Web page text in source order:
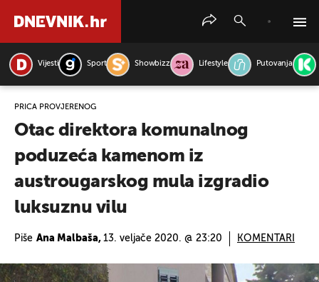
Vijesti Sport Showbizz Lifestyle Putovanja
PRIČA PROVJERENOG
Otac direktora komunalnog
poduzeća kamenom iz
austrougarskog mula izgradio
luksuznu vilu
Piše Ana Malbaša, 13. veljače 2020. @ 23:20 KOMENTARI
PRETRAŽITE VIJESTI